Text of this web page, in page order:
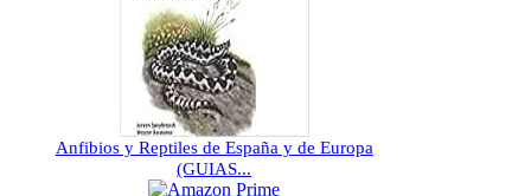
Anfibios y Reptiles de España y de Europa
(GUIAS...